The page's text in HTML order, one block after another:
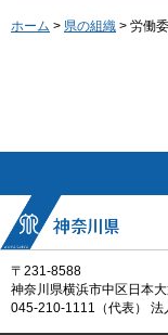
ホーム > 県の組織 > 労働
〒231-8588
神奈川県横浜市中区日本大
045-210-1111（代表）